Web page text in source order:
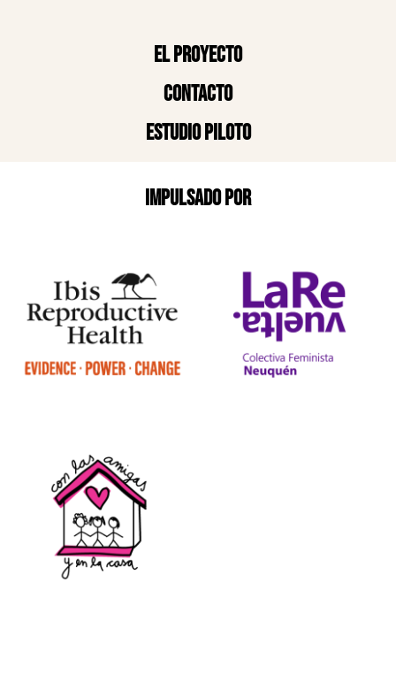
El proyecto
Contacto
Estudio piloto
Impulsado por